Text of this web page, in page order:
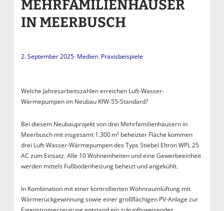
MEHRFAMILIENHÄUSER
IN MEERBUSCH
2. September 2025–Medien, Praxisbeispiele
Welche Jahresarbeitszahlen erreichen Luft-Wasser-
Wärmepumpen im Neubau KfW-55-Standard?
Bei diesem Neubauprojekt von drei Mehrfamilienhäusern in
Meerbusch mit insgesamt 1.300 m² beheizter Fläche kommen
drei Luft-Wasser-Wärmepumpen des Typs Stiebel Eltron WPL 25
AC zum Einsatz. Alle 10 Wohneinheiten und eine Gewerbeeinheit
werden mittels Fußbodenheizung beheizt und angekühlt.
In Kombination mit einer kontrollierten Wohnraumlüftung mit
Wärmerückgewinnung sowie einer großflächigen PV-Anlage zur